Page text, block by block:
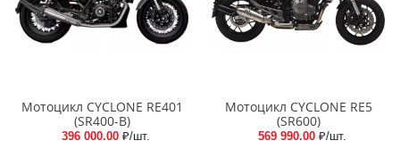
Мотоцикл CYCLONE RE401
(SR400-B)
396 000.00 ₽/шт.
Мотоцикл CYCLONE RE5
(SR600)
569 990.00 ₽/шт.